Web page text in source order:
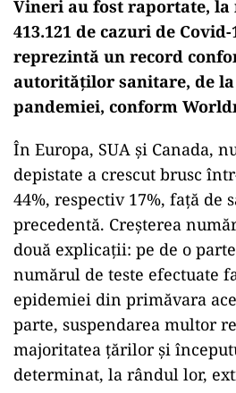
Vineri au fost raportate,
413.121 de cazuri de Covid-
reprezintă un record
autorităţilor sanitare, de
pandemiei, conform
În Europa, SUA şi Canada,
depistate a crescut brusc
44%, respectiv 17%, faţă de
precedentă. Creşterea
două explicații: pe de o
numărul de teste efectuate
epidemiei din primăvara
parte, suspendarea multor
majoritatea țărilor și
determinat, la rândul lor,